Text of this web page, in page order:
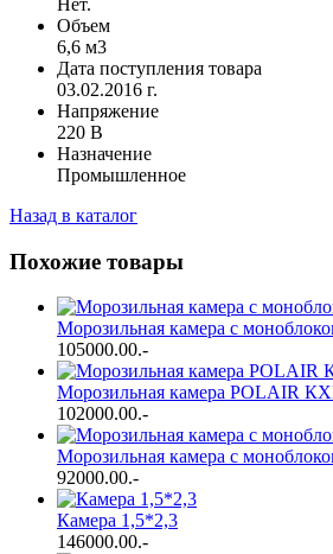
Объем
6,6 м3
Дата поступления товара
03.02.2016 г.
Напряжение
220 В
Назначение
Промышленное
Назад в каталог
Похожие товары
Морозильная камера с
105000.00.-
Морозильная камера POLAIR
102000.00.-
Морозильная камера с
92000.00.-
Камера 1,5*2,3
146000.00.-